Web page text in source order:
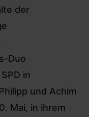
der
Duo
in
und Achim
Mai, in ihrem